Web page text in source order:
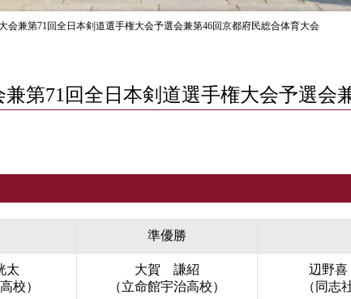
会兼第71回全日本剣道選手権大会予選会兼第46回京都府民総合体育大会
第71回全日本剣道選手権大会予選会
準優勝
太
校）
大賀 謙紹
（立命館宇治高校）
辺野
（同志